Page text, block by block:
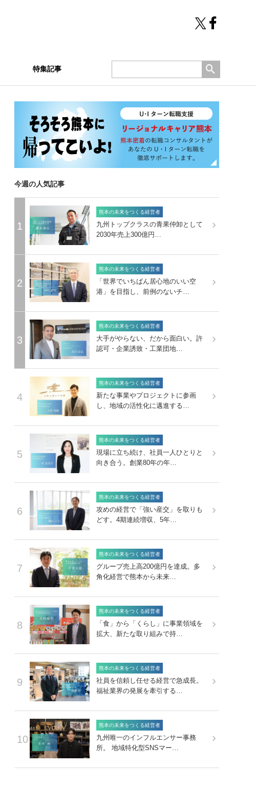
特集記事
今週の人気記事
1
熊本の未来をつくる経営者
九州トップクラスの青果仲卸として
2030年売上300億円…
2
熊本の未来をつくる経営者
「世界でいちばん居心地のいい空
港」を目指し、前例のないチ…
3
熊本の未来をつくる経営者
大手がやらない、だから面白い。許
認可・企業誘致・工業団地…
4
熊本の未来をつくる経営者
新たな事業やプロジェクトに参画
し、地域の活性化に邁進する…
5
熊本の未来をつくる経営者
現場に立ち続け、社員一人ひとりと
向き合う。創業80年の年…
6
熊本の未来をつくる経営者
攻めの経営で「強い産交」を取りも
どす。4期連続増収、5年…
7
熊本の未来をつくる経営者
グループ売上高200億円を達成。多
角化経営で熊本から未来…
8
熊本の未来をつくる経営者
「食」から「くらし」に事業領域を
拡大、新たな取り組みで持…
9
熊本の未来をつくる経営者
社員を信頼し任せる経営で急成長。
福祉業界の発展を牽引する…
10
熊本の未来をつくる経営者
九州唯一のインフルエンサー事務
所。 地域特化型SNSマー…